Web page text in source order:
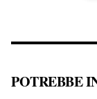
POTREBBE